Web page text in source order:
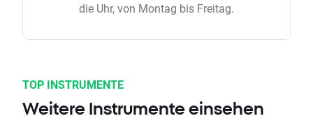
die Uhr, von Montag bis Freitag.
TOP INSTRUMENTE
Weitere Instrumente einsehen